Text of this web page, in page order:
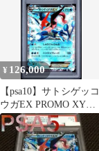
¥ 126,000
【psa10】サトシゲッコ
ウガEX PROMO XYシ
リーズプロモ